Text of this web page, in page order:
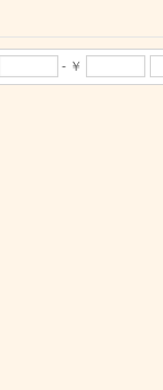
- ￥